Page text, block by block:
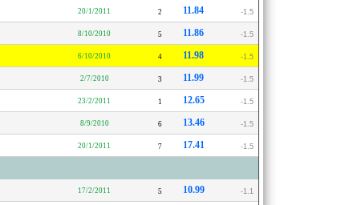
20/1/2011 2 11.84 -1.5
8/10/2010 5 11.86 -1.5
6/10/2010 4 11.98 -1.5
2/7/2010 3 11.99 -1.5
23/2/2011 1 12.65 -1.5
8/9/2010 6 13.46 -1.5
20/1/2011 7 17.41 -1.5
17/2/2011 5 10.99 -1.1